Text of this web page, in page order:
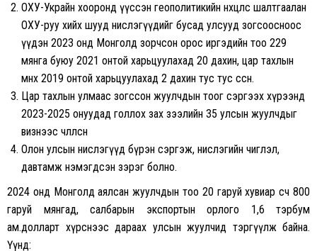
ОХУ-Украйн хооронд үүссэн геополитикийн нөхцөлөөс шалтгаалан
ОХУ-руу хийх шууд нислэгүүдийг бусад улсууд зогсоосноос
үүдэн 2023 онд Монголд зорчсон орос иргэдийн тоо 229
мянга буюу 2021 онтой харьцуулахад 20 дахин, цар тахлын
өмнөх 2019 онтой харьцуулахад 2 дахин тус тус өссөн.
Цар тахлын улмаас зогссон жуулчдын тоог сэргээх хүрээнд
2023-2025 онуудад голлох зах зээлийн 35 улсын жуулчдыг
визнээс чөлөөлсөн
Олон улсын нислэгүүд бүрэн сэргэж, нислэгийн чиглэл,
давтамж нэмэгдсэн зэрэг болно.
2024 онд Монголд аялсан жуулчдын тоо 20 гаруй хувиар өсч 800
гаруй мянгад, салбарын экспортын орлого 1,6 тэрбум
ам.долларт хүрснээс дараах улсын жуулчид тэргүүлж байна.
Үүнд: